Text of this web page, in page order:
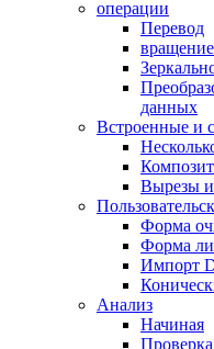
операции
Перевод
вращение
данных
Встроенные и
Вырезы
Форма
Форма
Импорт
Анализ
Начиная
Проверка